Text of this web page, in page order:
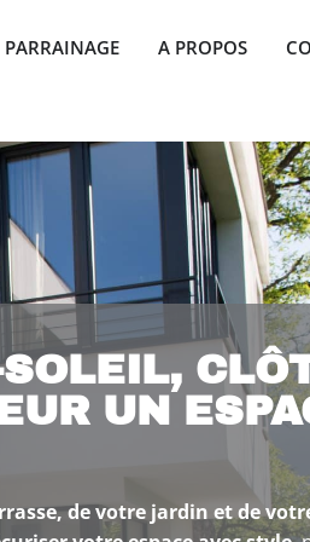
PARRAINAGE A PROPOS
UN
de votre jardin et de